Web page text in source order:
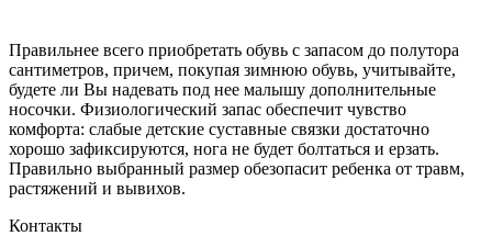
Правильнее всего приобретать обувь с запасом до полутора
сантиметров, причем, покупая зимнюю обувь, учитывайте,
будете ли Вы надевать под нее малышу дополнительные
носочки. Физиологический запас обеспечит чувство
комфорта: слабые детские суставные связки достаточно
хорошо зафиксируются, нога не будет болтаться и ерзать.
Правильно выбранный размер обезопасит ребенка от травм,
растяжений и вывихов.
Контакты